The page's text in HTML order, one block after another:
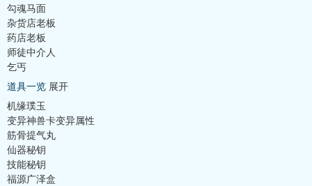
勾魂马面
杂货店老板
药店老板
师徒中介人
乞丐
道具一览 展开
机缘璞玉
变异神兽卡变异属性
筋骨提气丸
仙器秘钥
技能秘钥
福源广泽盒